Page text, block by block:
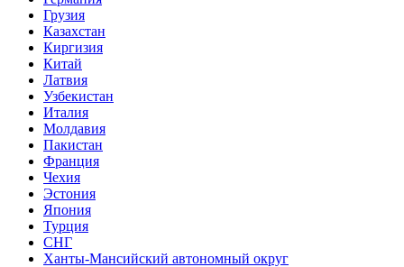
Грузия
Казахстан
Киргизия
Китай
Латвия
Узбекистан
Италия
Молдавия
Пакистан
Франция
Чехия
Эстония
Япония
Турция
СНГ
Ханты-Мансийский автономный округ